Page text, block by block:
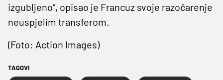
izgubljeno“, opisao je Francuz svoje razočarenje
neuspjelim transferom.
(Foto: Action Images)
TAGOVI